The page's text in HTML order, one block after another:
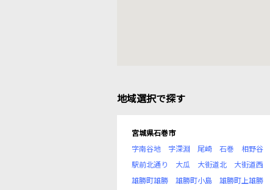
地域選択で探す
宮城県石巻市
字南谷地
字深淵 尾崎 石巻 相野谷
駅前北通り
大瓜 大街道北 大街道西
雄勝町雄勝
雄勝町小島 雄勝町上雄勝